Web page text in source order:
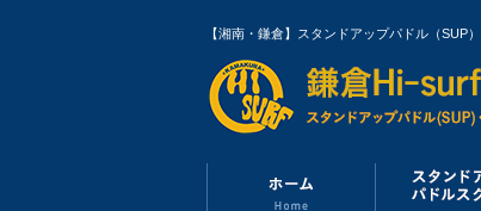
【湘南・鎌倉】スタンドアップパドル（SUP